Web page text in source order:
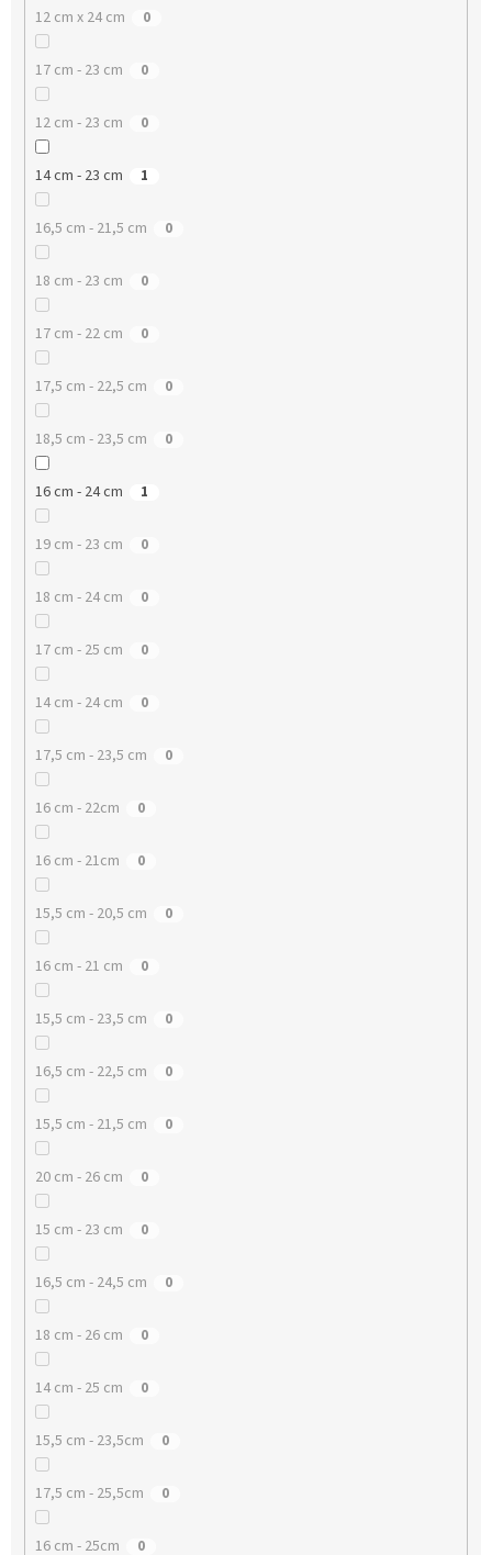
12 cm x 24 cm 0
17 cm - 23 cm 0
12 cm - 23 cm 0
14 cm - 23 cm 1
16,5 cm - 21,5 cm 0
18 cm - 23 cm 0
17 cm - 22 cm 0
17,5 cm - 22,5 cm 0
18,5 cm - 23,5 cm 0
16 cm - 24 cm 1
19 cm - 23 cm 0
18 cm - 24 cm 0
17 cm - 25 cm 0
14 cm - 24 cm 0
17,5 cm - 23,5 cm 0
16 cm - 22cm 0
16 cm - 21cm 0
15,5 cm - 20,5 cm 0
16 cm - 21 cm 0
15,5 cm - 23,5 cm 0
16,5 cm - 22,5 cm 0
15,5 cm - 21,5 cm 0
20 cm - 26 cm 0
15 cm - 23 cm 0
16,5 cm - 24,5 cm 0
18 cm - 26 cm 0
14 cm - 25 cm 0
15,5 cm - 23,5cm 0
17,5 cm - 25,5cm 0
16 cm - 25cm 0